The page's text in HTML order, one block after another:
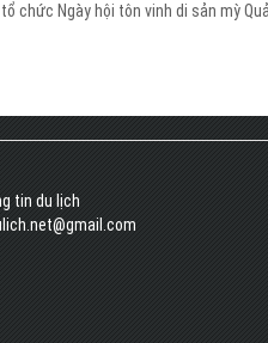
chức Ngày hội tôn vinh di sản mỳ
tin du lịch